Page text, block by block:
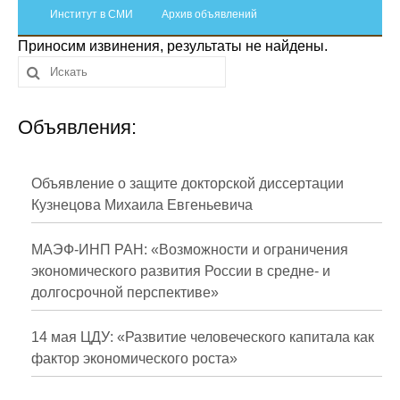
Отчетность
Противодействие коррупции
Материалы для СМИ
Публикации
Научная жизнь
Проблемы прогнозирования
О журнале
Номера журналов
Институт в СМИ Архив объявлений
Приносим извинения, результаты не найдены.
Объявления:
Объявление о защите докторской диссертации
Кузнецова Михаила Евгеньевича
МАЭФ-ИНП РАН: «Возможности и ограничения
экономического развития России в средне- и
долгосрочной перспективе»
14 мая ЦДУ: «Развитие человеческого капитала как
фактор экономического роста»